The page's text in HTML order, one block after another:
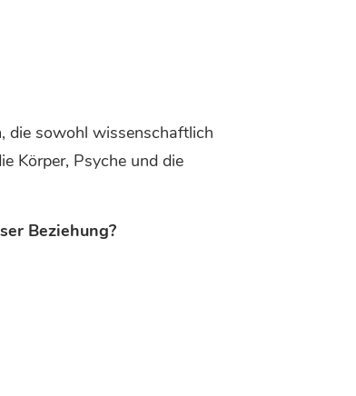
die sowohl wissenschaftlich
Körper, Psyche und die
Beziehung?